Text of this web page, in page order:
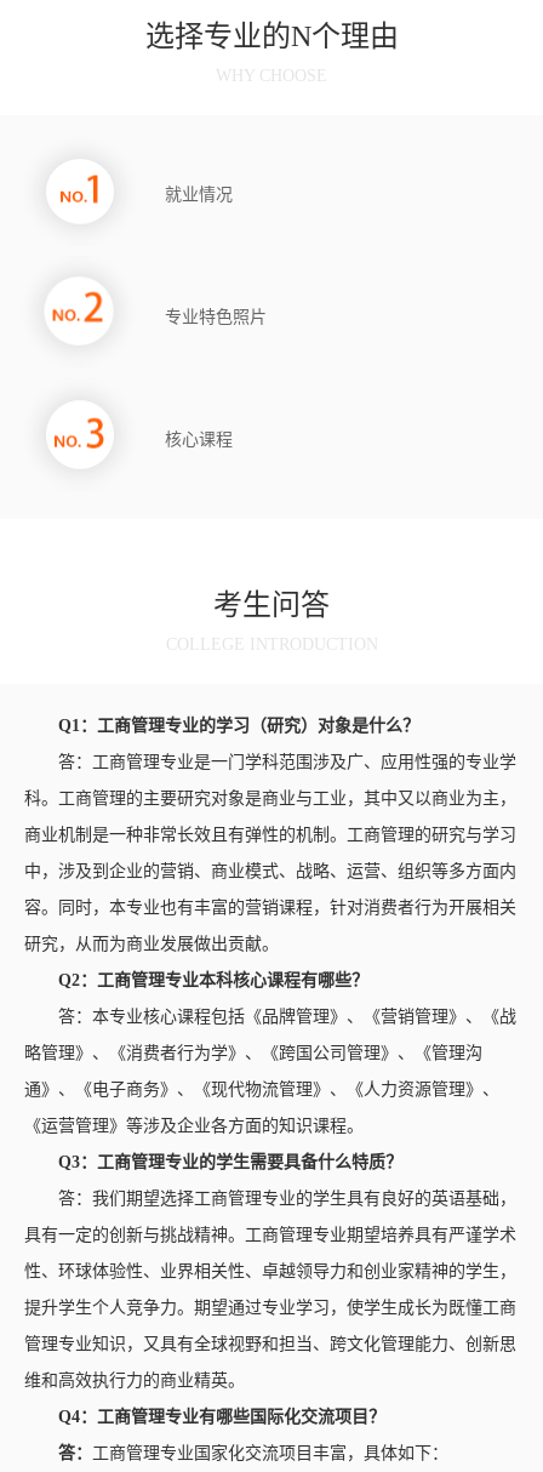
选择专业的N个理由
WHY CHOOSE
就业情况
专业特色照片
核心课程
考生问答
COLLEGE INTRODUCTION
Q1： 工商管理专业的学习（研究）对象是什么？
答：工商管理专业是一门学科范围涉及广、应用性强的专业学
科。工商管理的主要研究对象是商业与工业，其中又以商业为主，
商业机制是一种非常长效且有弹性的机制。工商管理的研究与学习
中，涉及到企业的营销、商业模式、战略、运营、组织等多方面内
容。同时，本专业也有丰富的营销课程，针对消费者行为开展相关
研究，从而为商业发展做出贡献。
Q2： 工商管理专业本科核心课程有哪些？
答：本专业核心课程包括《品牌管理》、《营销管理》、《战
略管理》、《消费者行为学》、《跨国公司管理》、《管理沟
通》、《电子商务》、《现代物流管理》、《人力资源管理》、
《运营管理》等涉及企业各方面的知识课程。
Q3： 工商管理专业的学生需要具备什么特质？
答：我们期望选择工商管理专业的学生具有良好的英语基础，
具有一定的创新与挑战精神。工商管理专业期望培养具有严谨学术
性、环球体验性、业界相关性、卓越领导力和创业家精神的学生，
提升学生个人竞争力。期望通过专业学习，使学生成长为既懂工商
管理专业知识，又具有全球视野和担当、跨文化管理能力、创新思
维和高效执行力的商业精英。
Q4： 工商管理专业有哪些国际化交流项目？
答： 工商管理专业国家化交流项目丰富，具体如下：